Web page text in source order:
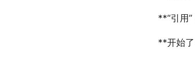
**“引用
**开始